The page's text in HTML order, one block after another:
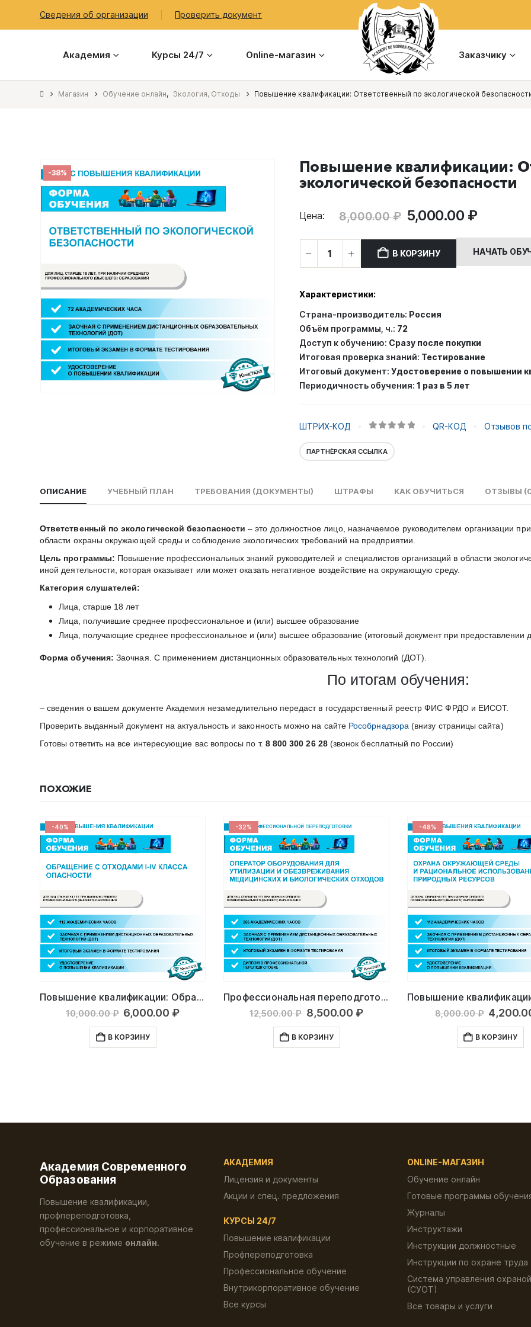
Сведения об организации Проверить документ
Академия Курсы 24/7 Online-магазин Заказчику
Магазин Обучение онлайн, Экология, Отходы Повышение квалификации: Ответственный по экологической
-38%
Повышение квалификации:
экологической безопасности
Цена: 8,000.00₽ Первоначальная
составляла
8,000.00 ₽.
5,000.00 ₽Текущая
Ответственный
по
экологической
безопасности
В КОРЗИНУ НАЧАТЬ
Характеристики:
Страна-производитель: Россия
Объём программы, ч.: 72
Доступ к обучению: Сразу после покупки
Итоговая проверка знаний: Тестирование
Итоговый документ: Удостоверение о повышении
Периодичность обучения: 1 раз в 5 лет
ШТРИХ-КОД QR-КОД Отзывов
ПАРТНЁРСКАЯ ССЫЛКА
ОПИСАНИЕ УЧЕБНЫЙ ПЛАН ТРЕБОВАНИЯ (ДОКУМЕНТЫ) ШТРАФЫ КАК ОБУЧИТЬСЯ ОТЗЫВЫ
Ответственный по экологической безопасности– это должностное лицо, назначаемое руководителем организации
области охраны окружающей среды и соблюдение экологических требований на предприятии.
Цель программы: Повышение профессиональных знаний руководителей и специалистов организаций в области
иной деятельности, которая оказывает или может оказать негативное воздействие на окружающую среду.
Категория слушателей:
Лица, старше 18 лет
Лица, получившие среднее профессиональное и (или) высшее образование
Лица, получающие среднее профессиональное и (или) высшее образование (итоговый документ при предоставлении
Форма обучения: Заочная. С применением дистанционных образовательных технологий (ДОТ).
По итогам обучения:
– сведения о вашем документе Академия незамедлительно передаст в государственный реестр ФИС ФРДО и ЕИСОТ.
Проверить выданный документ на актуальность и законность можно на сайте Рособрнадзора (внизу страницы сайта)
Готовы ответить на все интересующие вас вопросы по т. 8 800 300 26 28(звонок бесплатный по России)
ПОХОЖИЕ
-40%
Повышение квалификации: Обращение с отходами I-IV класса опасности
10,000.00₽ Первоначальная
составляла
6,000.00 ₽Текущая
В КОРЗИНУ
-32%
Профессиональная переподготовка: Оператор оборудования для утилизации и обезвреживания медицинских и биологических отходов
12,500.00₽ Первоначальная
составляла
8,500.00 ₽Текущая
В КОРЗИНУ
-48%
8,000.00₽
В КОРЗИНУ
Академия Современного
Образования
Повышение квалификации,
профпереподготовка,
профессиональное и корпоративное
обучение в режиме онлайн.
АКАДЕМИЯ
Лицензия и документы
Акции и спец. предложения
КУРСЫ 24/7
Повышение квалификации
Профпереподготовка
Профессиональное обучение
Внутрикорпоративное обучение
Все курсы
ONLINE-МАГАЗИН
Обучение онлайн
Готовые программы
Журналы
Инструктажи
Инструкции должностные
Инструкции по охране труда
Система управления
(СУОТ)
Все товары и услуги